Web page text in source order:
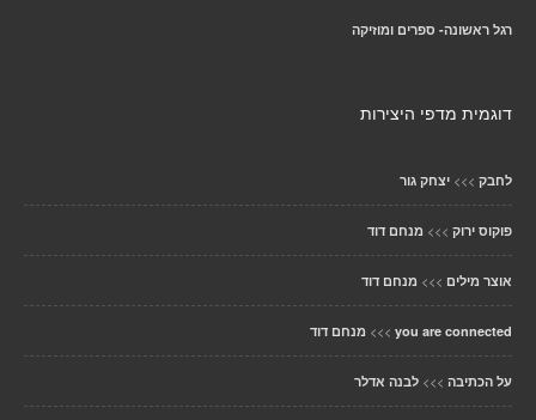
רגל ראשונה- ספרים ומוזיקה
דוגמית מדפי היצירות
לחבק >>> יצחק גור
פוקוס ירוק >>> מנחם דוד
אוצר מילים >>> מנחם דוד
you are connected
>>> מנחם דוד
על הכתיבה >>> לבנה אדלר